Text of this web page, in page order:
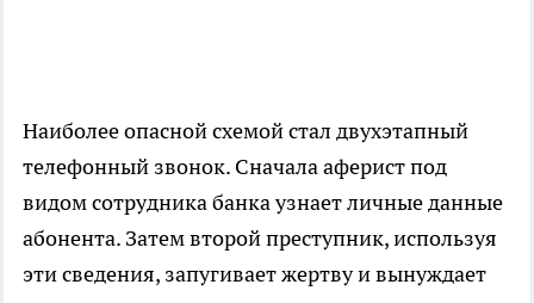
Наиболее опасной схемой стал двухэтапный
телефонный звонок. Сначала аферист под
видом сотрудника банка узнает личные данные
абонента. Затем второй преступник, используя
эти сведения, запугивает жертву и вынуждает